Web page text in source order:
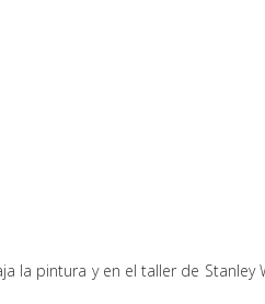
la pintura y en el taller de Stanley